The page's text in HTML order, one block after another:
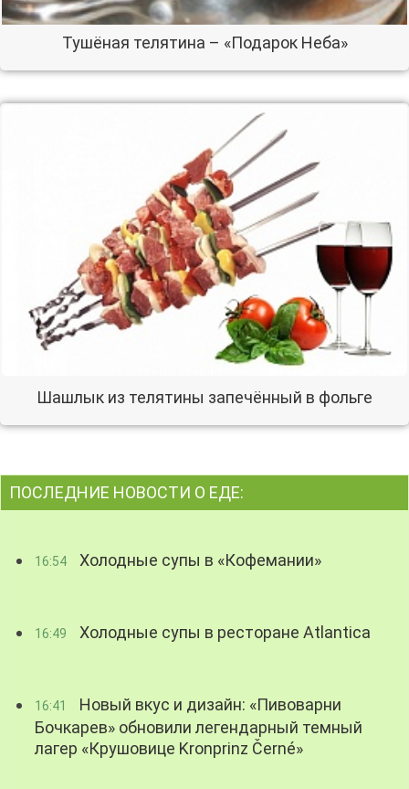
Тушёная телятина – «Подарок Неба»
Шашлык из телятины запечённый в фольге
ПОСЛЕДНИЕ НОВОСТИ О ЕДЕ:
16:54 Холодные супы в «Кофемании»
16:49 Холодные супы в ресторане Atlantica
16:41
Новый вкус и дизайн: «Пивоварни
Бочкарев» обновили легендарный темный
лагер «Крушовице Kronprinz Černé»